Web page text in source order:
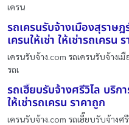
เครน
รถเครนรับจ้างเมืองสุราษ
เครนให้เช่า ให้เช่ารถเครน
เครนรับจ้าง.com รถเครนรับจ้างเ
รถเ
รถเฮี๊ยบรับจ้างศรีวิไล บริก
ให้เช่ารถเครน ราคาถูก
เครนรับจ้าง.com รถเฮี๊ยบรับจ้างศ